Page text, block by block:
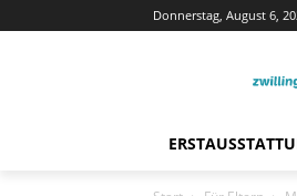
Donnerstag, August 6,